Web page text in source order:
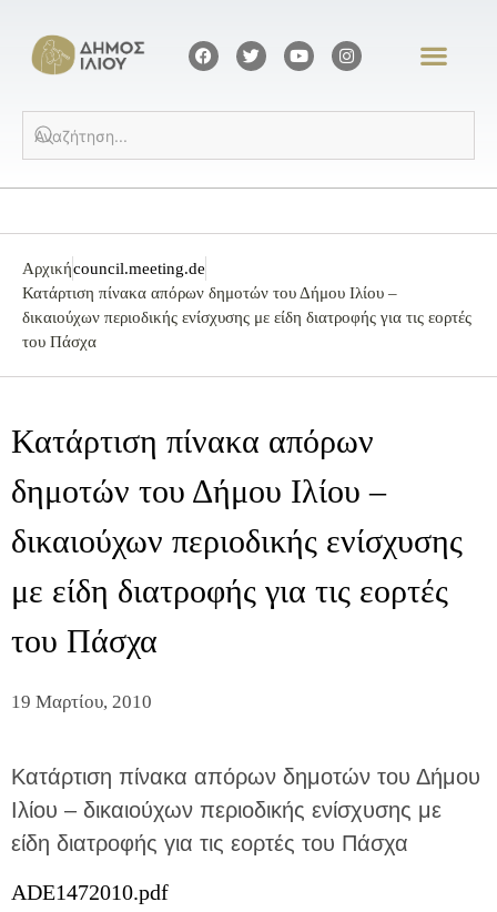
Αρχικήcouncil.meeting.de
Κατάρτιση πίνακα απόρων δημοτών του Δήμου Ιλίου –
δικαιούχων περιοδικής ενίσχυσης με είδη διατροφής για τις εορτές
του Πάσχα
Κατάρτιση πίνακα απόρων
δημοτών του Δήμου Ιλίου –
δικαιούχων περιοδικής ενίσχυσης
με είδη διατροφής για τις εορτές
του Πάσχα
19 Μαρτίου, 2010
Κατάρτιση πίνακα απόρων δημοτών του Δήμου
Ιλίου – δικαιούχων περιοδικής ενίσχυσης με
είδη διατροφής για τις εορτές του Πάσχα
ADE1472010.pdf